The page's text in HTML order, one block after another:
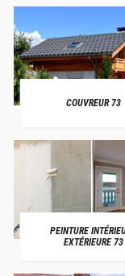
COUVREUR 73
PEINTURE
EXTÉRIEURE 73